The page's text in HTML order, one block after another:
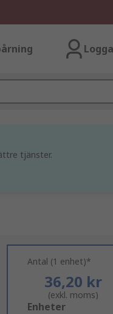
tjänster.
Antal (1 enhet)*
36,20 kr
(exkl. moms)
Add
Enheter